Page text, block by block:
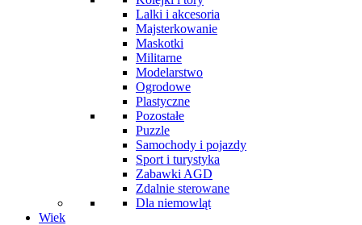
Lalki i akcesoria
Majsterkowanie
Maskotki
Militarne
Modelarstwo
Ogrodowe
Plastyczne
Pozostałe
Puzzle
Samochody i pojazdy
Sport i turystyka
Zabawki AGD
Zdalnie sterowane
Dla niemowląt
Wiek